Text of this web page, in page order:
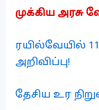
முக்கிய அரசு
ரயில்வேயில்
அறிவிப்பு!
தேசிய உர